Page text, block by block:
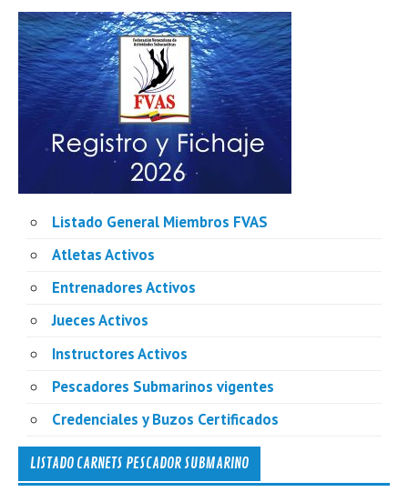
Listado General Miembros FVAS
Atletas Activos
Entrenadores Activos
Jueces Activos
Instructores Activos
Pescadores Submarinos vigentes
Credenciales y Buzos Certificados
LISTADO CARNETS PESCADOR SUBMARINO